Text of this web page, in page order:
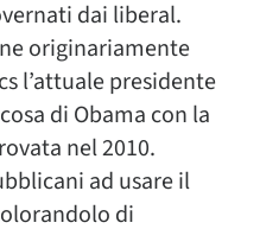
dai liberal.
originariamente
l’attuale presidente
di Obama con la
nel 2010.
ad usare il
di